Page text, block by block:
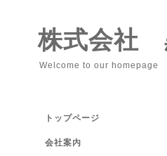
株式会社
Welcome to our homepage
トップページ
会社案内